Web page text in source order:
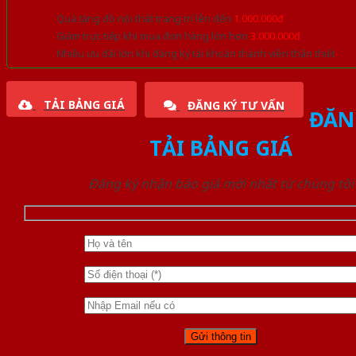
Quà tặng đồ nội thất trang trí lên đến 1.000.000đ
Giảm trực tiếp khi mua đơn hàng lớn hơn 3.000.000đ
Nhiều ưu đãi lớn khi đăng ký tài khoản thành viên thân thiết
TẢI BẢNG GIÁ ĐĂNG KÝ TƯ VẤN
TẢI BẢNG GIÁ
Đăng ký nhận báo giá mới nhất từ chúng tôi